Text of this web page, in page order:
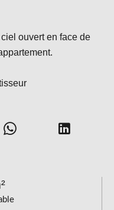
ouvert en face de